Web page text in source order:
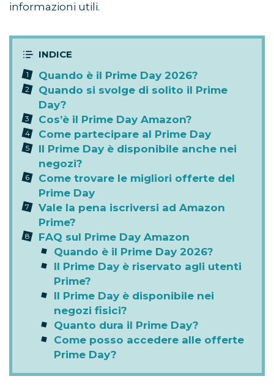
informazioni utili.
Quando è il Prime Day 2026?
Quando si svolge di solito il Prime
Day?
Cos’è il Prime Day Amazon?
Come partecipare al Prime Day
Il Prime Day è disponibile anche nei
negozi?
Come trovare le migliori offerte del
Prime Day
Vale la pena iscriversi ad Amazon
Prime?
FAQ sul Prime Day Amazon
Quando è il Prime Day 2026?
Il Prime Day è riservato agli utenti
Prime?
Il Prime Day è disponibile nei
negozi fisici?
Quanto dura il Prime Day?
Come posso accedere alle offerte
Prime Day?